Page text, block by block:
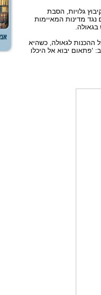
גלויות, הסבת
מדינות המאיימות
ההכנות לגאולה, כשהיא
'פתאום יבוא אל היכלו